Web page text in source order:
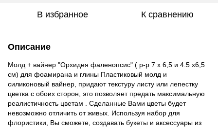
В избранное К сравнению
Описание
Молд + вайнер "Орхидея фаленопсис" ( р-р 7 х 6,5 и 4.5 х6,5
см) для фоамирана и глины Пластиковый молд и
силиконовый вайнер, придают текстуру листу или лепестку
цветка с обоих сторон, это позволяет предать максимальную
реалистичность цветам . Сделанные Вами цветы будет
невозможно отличить от живых. Используя набор для
флористики, Вы сможете, создавать букеты и аксессуары из